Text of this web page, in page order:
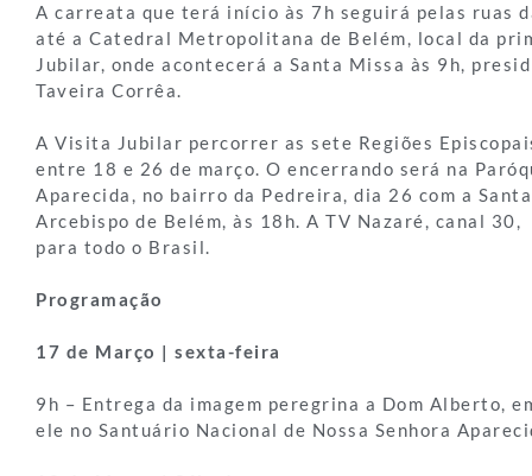
A carreata que terá início às 7h seguirá pelas ruas
até a Catedral Metropolitana de Belém, local da
Jubilar, onde acontecerá a Santa Missa às 9h,
Taveira Corrêa.
A Visita Jubilar percorrer as sete Regiões
entre 18 e 26 de março. O encerrando será na
Aparecida, no bairro da Pedreira, dia 26 com a
Arcebispo de Belém, às 18h. A TV Nazaré, canal
para todo o Brasil.
Programação
17 de Março | sexta-feira
9h – Entrega da imagem peregrina a Dom Alberto,
ele no Santuário Nacional de Nossa Senhora